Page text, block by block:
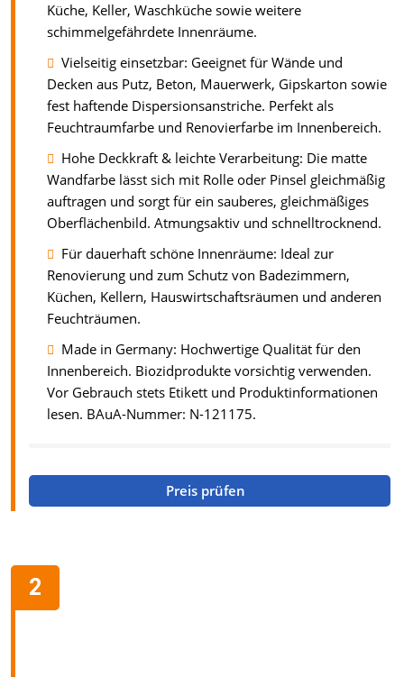
Küche, Keller, Waschküche sowie weitere
schimmelgefährdete Innenräume.
Vielseitig einsetzbar: Geeignet für Wände und
Decken aus Putz, Beton, Mauerwerk, Gipskarton sowie
fest haftende Dispersionsanstriche. Perfekt als
Feuchtraumfarbe und Renovierfarbe im Innenbereich.
Hohe Deckkraft & leichte Verarbeitung: Die matte
Wandfarbe lässt sich mit Rolle oder Pinsel gleichmäßig
auftragen und sorgt für ein sauberes, gleichmäßiges
Oberflächenbild. Atmungsaktiv und schnelltrocknend.
Für dauerhaft schöne Innenräume: Ideal zur
Renovierung und zum Schutz von Badezimmern,
Küchen, Kellern, Hauswirtschaftsräumen und anderen
Feuchträumen.
Made in Germany: Hochwertige Qualität für den
Innenbereich. Biozidprodukte vorsichtig verwenden.
Vor Gebrauch stets Etikett und Produktinformationen
lesen. BAuA-Nummer: N-121175.
Preis prüfen